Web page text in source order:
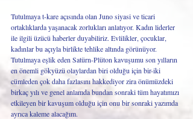
Tutulmaya t-kare açısında olan Juno siyasi ve ticari
ortaklıklarda yaşanacak zorlukları anlatıyor. Kadın liderler
ile ilgili üzücü haberler duyabiliriz. Evlilikler, çocuklar,
kadınlar bu açıyla birlikte tehlike altında görünüyor.
Tutulmaya eşlik eden Satürn-Plüton kavuşumu son yılların
en önemli gökyüzü olaylardan biri olduğu için bir-iki
cümleden çok daha fazlasını hakkediyor zira önümüzdeki
birkaç yılı ve genel anlamda bundan sonraki tüm hayatımızı
etkileyen bir kavuşum olduğu için onu bir sonraki yazımda
ayrıca kaleme alacağım.